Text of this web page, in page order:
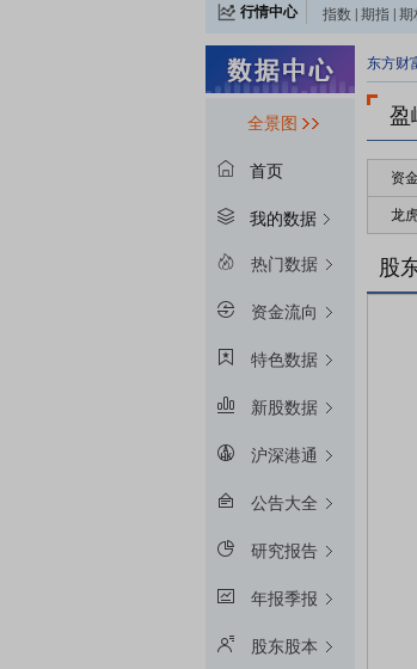
行情中心 指数 期指 期
全景图
首页
我的数据
热门数据
资金流向
特色数据
新股数据
沪深港通
公告大全
研究报告
年报季报
股东股本
东方财
盈
资
龙
股